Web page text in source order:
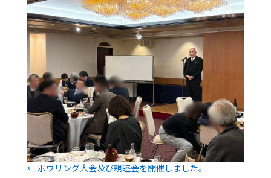
←ボウリング大会及び親睦会を開催しました。